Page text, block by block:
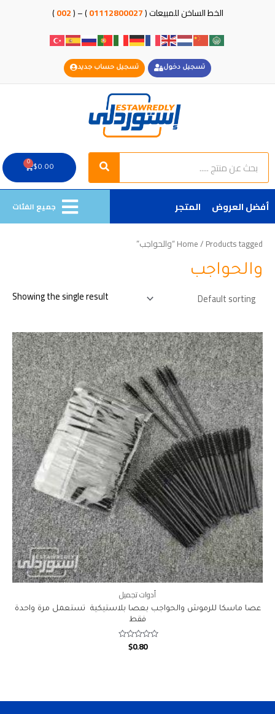
الخط الساخن للمبيعات (01112800027
) – (
002
)
تسجيل دخول تسجيل حساب جديد
Search
Search
$0.00
0
Cart
أفضل العروض المتجر جميع الفئات
Home/ Products tagged “والحواجب”
والحواجب
Showing the single result
أدوات تجميل
عصا ماسكا للرموش والحواجب بعصا بلاستيكية تستعمل مرة واحدة
فقط
Rated
$0.80